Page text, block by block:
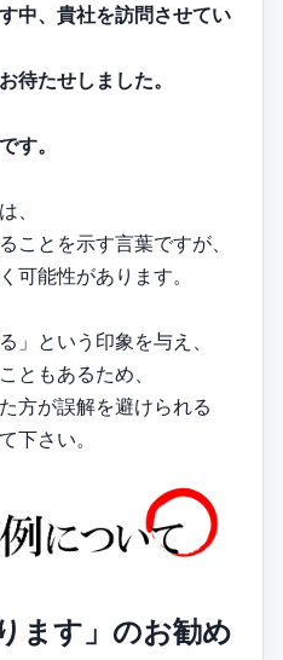
中、貴社を訪問させてい
待たせしました。
す。
、
ことを示す言葉ですが、
可能性があります。
」という印象を与え、
ともあるため、
方が誤解を避けられる
下さい。
ます」のお勧め